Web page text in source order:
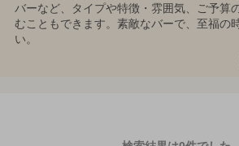
バーなど、タイプや特徴・雰囲気、ご予算
むこともできます。素敵なバーで、至福の
い。